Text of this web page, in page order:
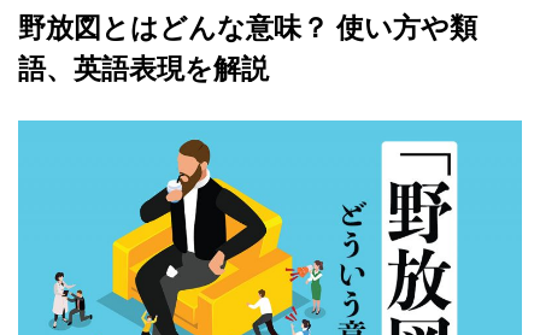
野放図とはどんな意味？ 使い方や類
語、英語表現を解説